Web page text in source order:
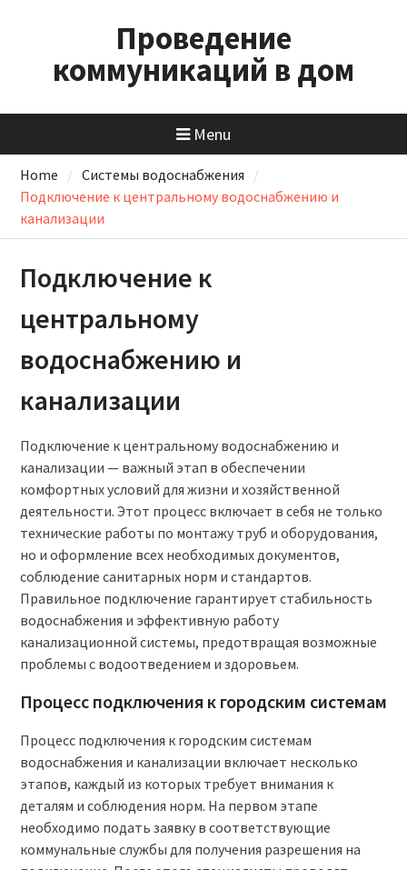
Проведение
коммуникаций в дом
Menu
Home
Системы водоснабжения
Подключение к центральному водоснабжению и
канализации
Подключение к
центральному
водоснабжению и
канализации
Подключение к центральному водоснабжению и
канализации — важный этап в обеспечении
комфортных условий для жизни и хозяйственной
деятельности. Этот процесс включает в себя не только
технические работы по монтажу труб и оборудования,
но и оформление всех необходимых документов,
соблюдение санитарных норм и стандартов.
Правильное подключение гарантирует стабильность
водоснабжения и эффективную работу
канализационной системы, предотвращая возможные
проблемы с водоотведением и здоровьем.
Процесс подключения к городским системам
Процесс подключения к городским системам
водоснабжения и канализации включает несколько
этапов, каждый из которых требует внимания к
деталям и соблюдения норм. На первом этапе
необходимо подать заявку в соответствующие
коммунальные службы для получения разрешения на